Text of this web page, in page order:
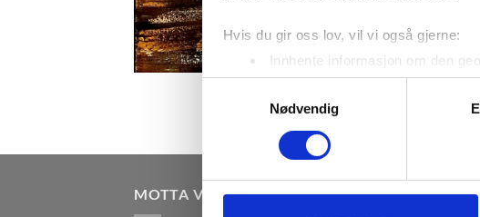
Hvis du gir oss lov, vil vi også gjerne:
Innhente informasjon om den
Identifisere enheten din ved å
mer infokan du lese om
Du kan hele tiden endre eller trekke
analysere trafikken vår. Vi deler
Nødvendig
MOTTA VÅRE NYHETSBREV